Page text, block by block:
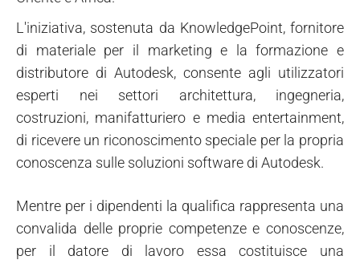
L'iniziativa, sostenuta da KnowledgePoint, fornitore
di materiale per il marketing e la formazione e
distributore di Autodesk, consente agli utilizzatori
esperti nei settori architettura, ingegneria,
costruzioni, manifatturiero e media entertainment,
di ricevere un riconoscimento speciale per la propria
conoscenza sulle soluzioni software di Autodesk.
Mentre per i dipendenti la qualifica rappresenta una
convalida delle proprie competenze e conoscenze,
per il datore di lavoro essa costituisce una